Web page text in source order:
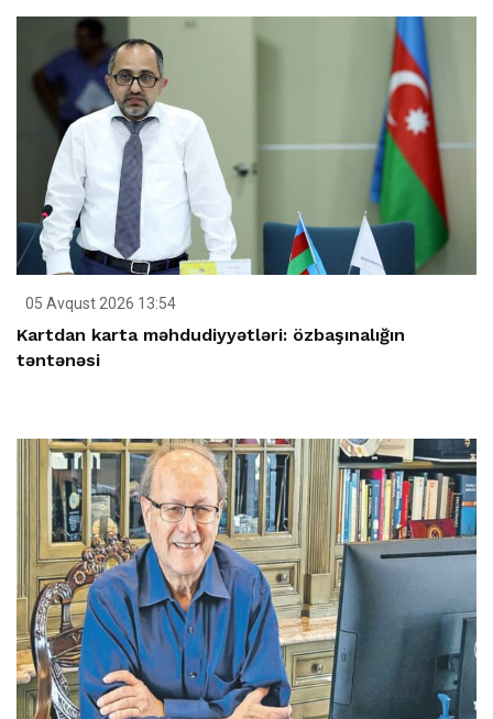
05 Avqust 2026 13:54
Kartdan karta məhdudiyyətləri: özbaşınalığın
təntənəsi